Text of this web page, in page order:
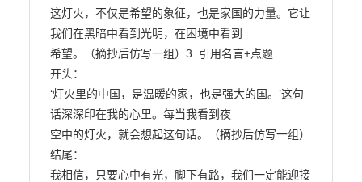
这灯火，不仅是希望的象征，也是家国的力量。它让
我们在黑暗中看到光明，在困境中看到
希望。（摘抄后仿写一组）3. 引用名言+点题
开头：
‘灯火里的中国，是温暖的家，也是强大的国。’这句
话深深印在我的心里。每当我看到夜
空中的灯火，就会想起这句话。（摘抄后仿写一组）
结尾：
我相信，只要心中有光，脚下有路，我们一定能迎接